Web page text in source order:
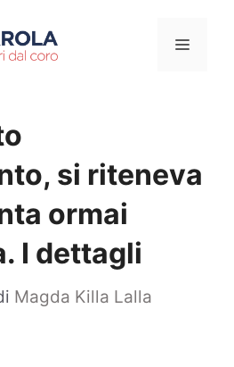
Menu
si riteneva
ormai
I dettagli
Magda Killa Lalla